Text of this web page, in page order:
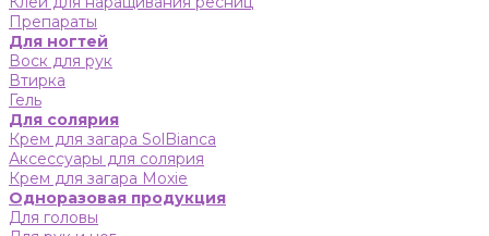
Препараты
Для ногтей
Воск для рук
Втирка
Гель
Для солярия
Крем для загара SolBianca
Аксессуары для солярия
Крем для загара Moxie
Одноразовая продукция
Для головы